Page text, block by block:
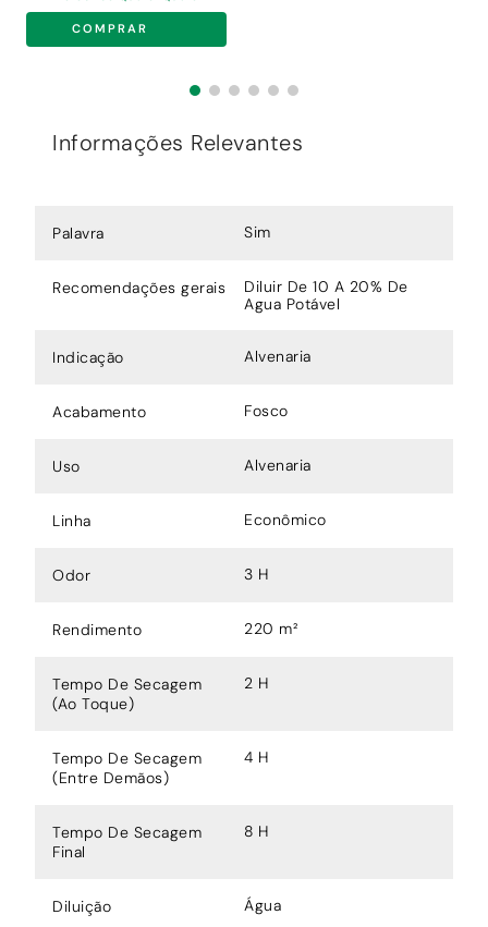
COMPRAR
Informações Relevantes
Palavra Sim
Recomendações gerais
Diluir De 10 A 20% De
Agua Potável
Indicação Alvenaria
Acabamento Fosco
Uso Alvenaria
Linha Econômico
Odor 3 H
Rendimento 220 m²
Tempo De Secagem
(Ao Toque)
2 H
Tempo De Secagem
(Entre Demãos)
4 H
Tempo De Secagem
Final
8 H
Diluição Água